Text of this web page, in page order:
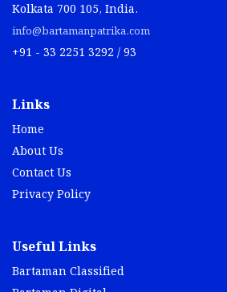
Kolkata 700 105, India.
info@bartamanpatrika.com
+91 - 33 2251 3292 / 93
Links
Home
About Us
Contact Us
Privacy Policy
Useful Links
Bartaman Classified